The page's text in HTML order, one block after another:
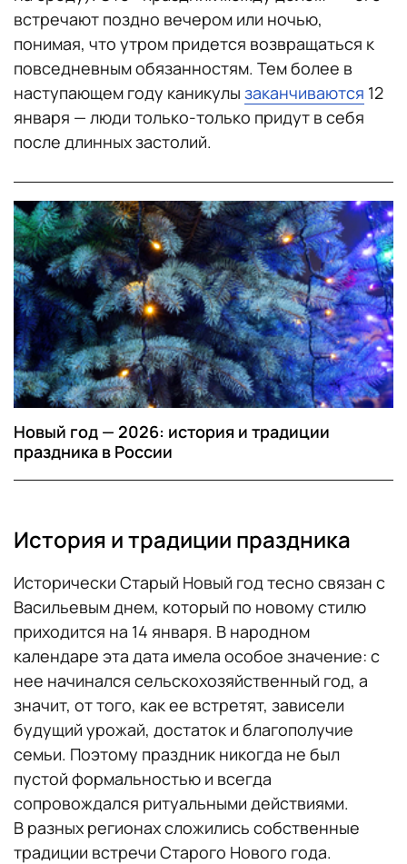
встречают поздно вечером или ночью,
понимая, что утром придется возвращаться к
повседневным обязанностям. Тем более в
наступающем году каникулы заканчиваются 12
января — люди только-только придут в себя
после длинных застолий.
Новый год — 2026: история и традиции
праздника в России
История и традиции праздника
Исторически Старый Новый год тесно связан с
Васильевым днем, который по новому стилю
приходится на 14 января. В народном
календаре эта дата имела особое значение: с
нее начинался сельскохозяйственный год, а
значит, от того, как ее встретят, зависели
будущий урожай, достаток и благополучие
семьи. Поэтому праздник никогда не был
пустой формальностью и всегда
сопровождался ритуальными действиями.
В разных регионах сложились собственные
традиции встречи Старого Нового года.